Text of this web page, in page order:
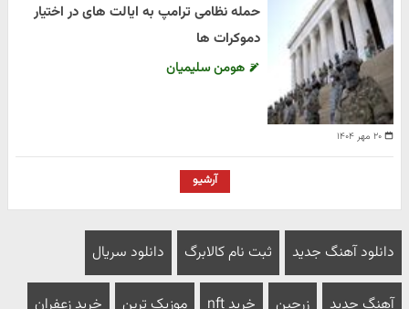
۲۰ مهر ۱۴۰۴
حمله نظامی ترامپ به ایالت های در اختیار
دموکرات ها
هومن سلیمیان
آرشیو
دانلود آهنگ جدید ثبت نام کالابرگ دانلود سریال